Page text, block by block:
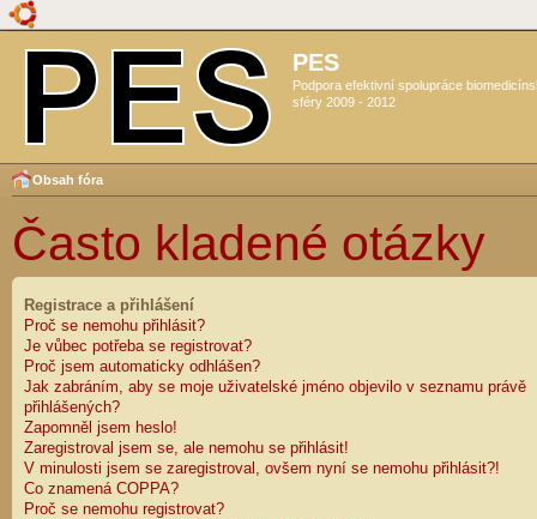
PES
Podpora efektivní spolupráce
sféry 2009 - 2012
Obsah fóra
Často kladené otázky
Registrace a přihlášení
Proč se nemohu přihlásit?
Je vůbec potřeba se registrovat?
Proč jsem automaticky odhlášen?
Jak zabráním, aby se moje uživatelské jméno objevilo v seznamu právě
přihlášených?
Zapomněl jsem heslo!
Zaregistroval jsem se, ale nemohu se přihlásit!
V minulosti jsem se zaregistroval, ovšem nyní se nemohu přihlásit?!
Co znamená COPPA?
Proč se nemohu registrovat?